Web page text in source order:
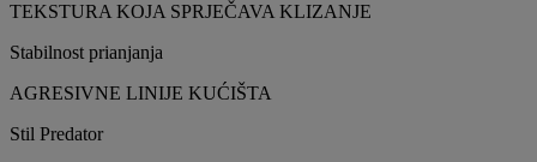
TEKSTURA KOJA SPRJEČAVA KLIZANJE
Stabilnost prianjanja
AGRESIVNE LINIJE KUĆIŠTA
Stil Predator